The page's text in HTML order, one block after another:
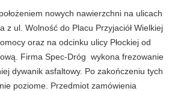
nowych nawierzchni na ulicach
z ul. Wolność do Placu Przyjaciół Wielkiej
oraz na odcinku ulicy Płockiej od
Firma Spec-Dróg wykona frezowanie
dywanik asfaltowy. Po zakończeniu tych
poziome. Przedmiot zamówienia